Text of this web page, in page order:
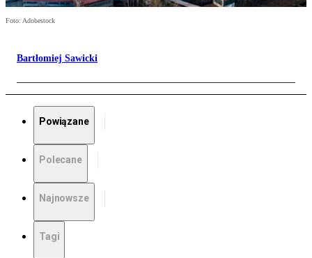
Foto: Adobestock
Bartłomiej Sawicki
Powiązane
Polecane
Najnowsze
Tagi